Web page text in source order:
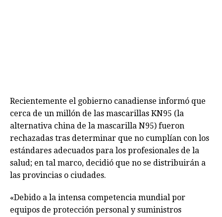
Recientemente el gobierno canadiense informó que
cerca de un millón de las mascarillas KN95 (la
alternativa china de la mascarilla N95) fueron
rechazadas tras determinar que no cumplían con los
estándares adecuados para los profesionales de la
salud; en tal marco, decidió que no se distribuirán a
las provincias o ciudades.
«Debido a la intensa competencia mundial por
equipos de protección personal y suministros